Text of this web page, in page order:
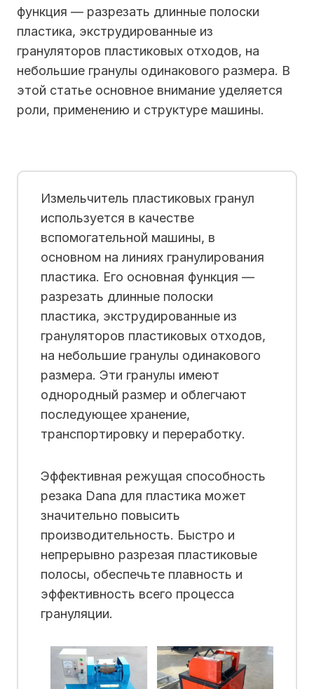
функция — разрезать длинные полоски
пластика, экструдированные из
грануляторов пластиковых отходов, на
небольшие гранулы одинакового размера. В
этой статье основное внимание уделяется
роли, применению и структуре машины.
Измельчитель пластиковых гранул
используется в качестве
вспомогательной машины, в
основном на линиях гранулирования
пластика. Его основная функция —
разрезать длинные полоски
пластика, экструдированные из
грануляторов пластиковых отходов,
на небольшие гранулы одинакового
размера. Эти гранулы имеют
однородный размер и облегчают
последующее хранение,
транспортировку и переработку.
Эффективная режущая способность
резака Dana для пластика может
значительно повысить
производительность. Быстро и
непрерывно разрезая пластиковые
полосы, обеспечьте плавность и
эффективность всего процесса
грануляции.